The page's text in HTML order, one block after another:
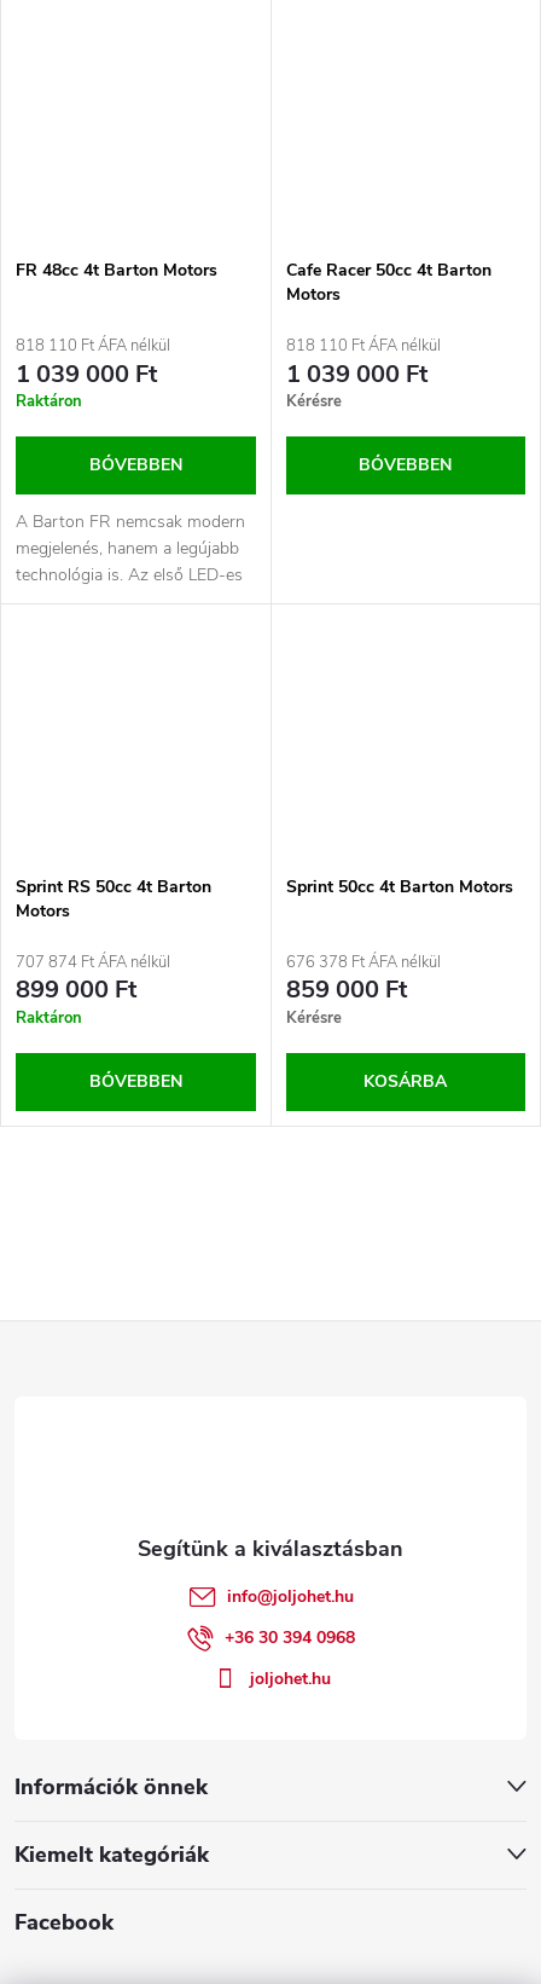
FR 48cc 4t Barton Motors
818 110 Ft ÁFA nélkül
1 039 000 Ft
Raktáron
BŐVEBBEN
A Barton FR nemcsak modern
megjelenés, hanem a legújabb
technológia is. Az első LED-es
fényszóró, a LED-jelzők és a...
Cafe Racer 50cc 4t Barton
Motors
818 110 Ft ÁFA nélkül
1 039 000 Ft
Kérésre
BŐVEBBEN
Sprint RS 50cc 4t Barton
Motors
707 874 Ft ÁFA nélkül
899 000 Ft
Raktáron
BŐVEBBEN
Sprint 50cc 4t Barton Motors
676 378 Ft ÁFA nélkül
859 000 Ft
Kérésre
KOSÁRBA
á
e
l
e
Információk önnek
Kiemelt kategóriák
Facebook
info@joljohet.hu
+36 30 394 0968
joljohet.hu